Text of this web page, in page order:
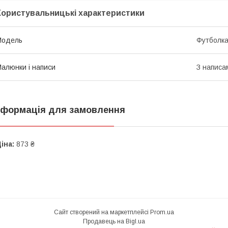
характеристики
Футболка
і написи З
для замовлення
873 ₴
Сайт створений на маркетплейсі Prom.ua
Продавець на Bigl.ua